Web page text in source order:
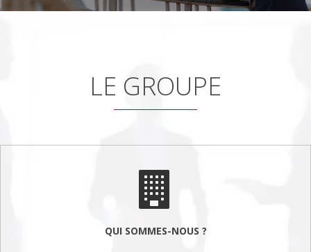
LE GROUPE
QUI SOMMES-NOUS ?